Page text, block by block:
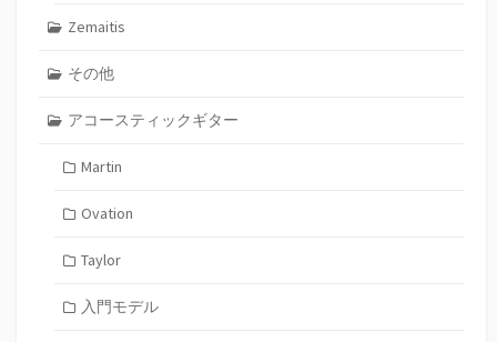
Zemaitis
その他
アコースティックギター
Martin
Ovation
Taylor
入門モデル